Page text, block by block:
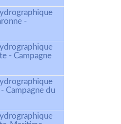
-
- Campagne
Campagne du